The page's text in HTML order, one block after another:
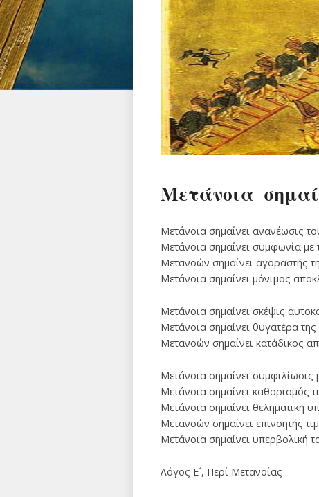
Μετάνοια
Μετάνοια σημαίνει ανανέωσις
Μετάνοια σημαίνει συμφωνία με
Μετανοών σημαίνει αγοραστής
Μετάνοια σημαίνει μόνιμος
Μετάνοια σημαίνει σκέψις
Μετάνοια σημαίνει θυγατέρα
Μετανοών σημαίνει κατάδικος
Μετάνοια σημαίνει
Μετάνοια σημαίνει καθαρισμός
Μετάνοια σημαίνει θεληματική
Μετανοών σημαίνει επινοητής
Μετάνοια σημαίνει υπερβολική
Λόγος Ε´, Περί Μετανοίας